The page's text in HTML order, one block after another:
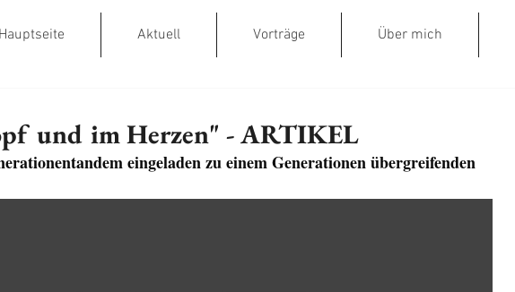
Hauptseite Aktuell Vorträge Über mich
und im Herzen" - ARTIKEL
eingeladen zu einem Generationen übergreifenden